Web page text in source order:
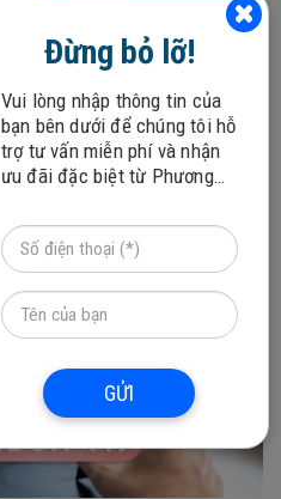
Đừng bỏ lỡ!
Vui lòng nhập thông tin của
bạn bên dưới để chúng tôi hỗ
trợ tư vấn miễn phí và nhận
ưu đãi đặc biệt từ Phương
GỬI